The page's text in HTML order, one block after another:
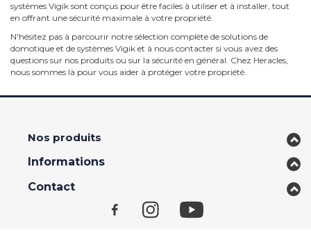
systèmes Vigik sont conçus pour être faciles à utiliser et à installer, tout
en offrant une sécurité maximale à votre propriété.
N'hésitez pas à parcourir notre sélection complète de solutions de
domotique et de systèmes Vigik et à nous contacter si vous avez des
questions sur nos produits ou sur la sécurité en général. Chez Heracles,
nous sommes là pour vous aider à protéger votre propriété.
Nos produits
Informations
Contact